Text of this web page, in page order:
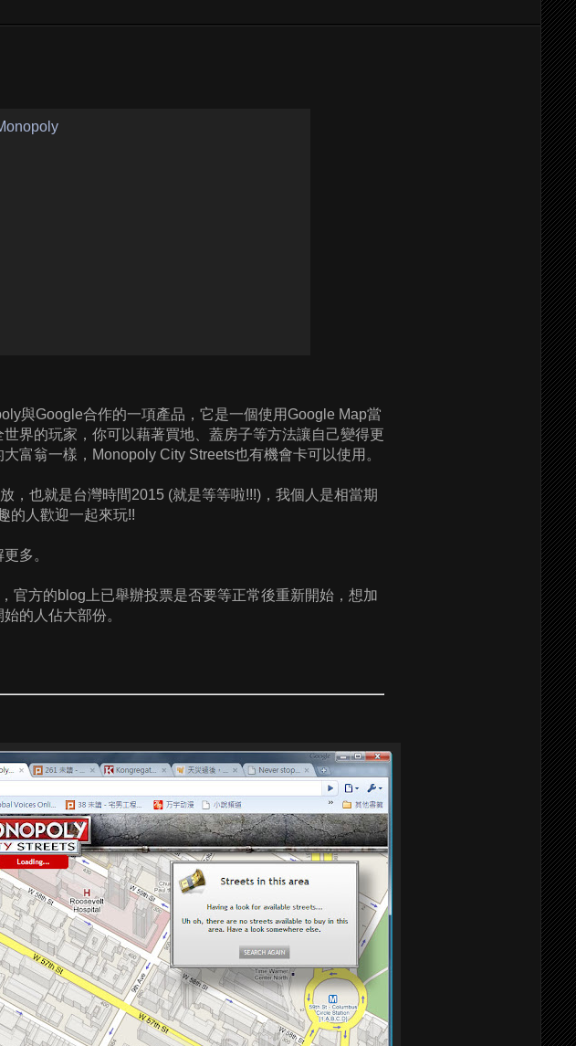
與Google合作的一項產品，它是一個使用Google Map當
界的玩家，你可以藉著買地、蓋房子等方法讓自己變得更
富翁一樣，Monopoly City Streets也有機會卡可以使用。
，也就是台灣時間2015 (就是等等啦!!!)，我個人是相當期
的人歡迎一起來玩!!
多。
官方的blog上已舉辦投票是否要等正常後重新開始，想加
的人佔大部份。